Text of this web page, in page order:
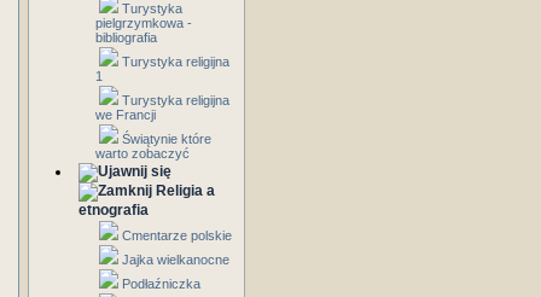
Turystyka
pielgrzymkowa -
bibliografia
Turystyka religijna
1
Turystyka religijna
we Francji
Świątynie które
warto zobaczyć
Religia a
etnografia
Cmentarze polskie
Jajka wielkanocne
Podłaźniczka